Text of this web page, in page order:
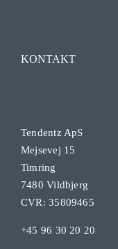
KONTAKT
Tendentz ApS
Mejsevej 15
Timring
7480 Vildbjerg
CVR: 35809465
+45 96 30 20 20